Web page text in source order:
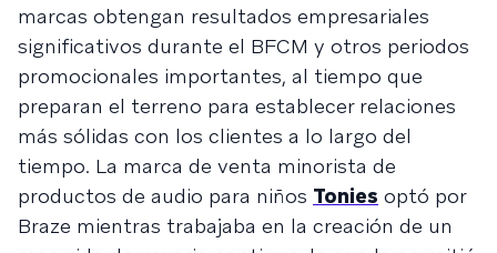
marcas obtengan resultados empresariales
significativos durante el BFCM y otros periodos
promocionales importantes, al tiempo que
preparan el terreno para establecer relaciones
más sólidas con los clientes a lo largo del
tiempo. La marca de venta minorista de
productos de audio para niños Tonies optó por
Braze mientras trabajaba en la creación de un